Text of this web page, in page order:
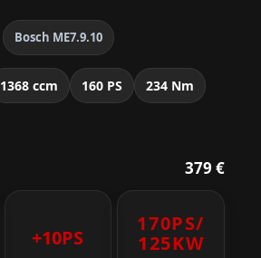
Bosch ME7.9.10
1368 ccm 160 PS 234 Nm
379 €
+10PS
170PS/
125KW